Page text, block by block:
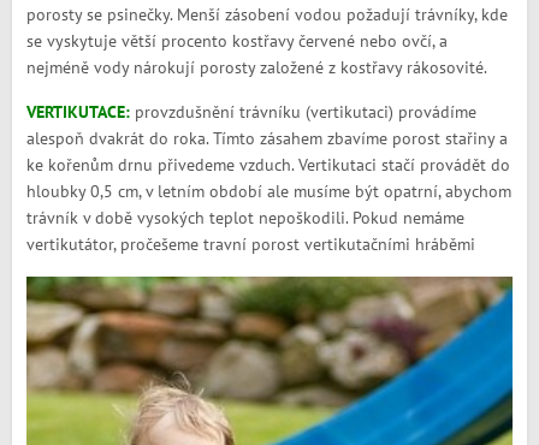
porosty se psinečky. Menší zásobení vodou požadují trávníky, kde
se vyskytuje větší procento kostřavy červené nebo ovčí, a
nejméně vody nárokují porosty založené z kostřavy rákosovité.
VERTIKUTACE: provzdušnění trávníku (vertikutaci) provádíme
alespoň dvakrát do roka. Tímto zásahem zbavíme porost stařiny a
ke kořenům drnu přivedeme vzduch. Vertikutaci stačí provádět do
hloubky 0,5 cm, v letním období ale musíme být opatrní, abychom
trávník v době vysokých teplot nepoškodili. Pokud nemáme
vertikutátor, pročešeme travní porost vertikutačními hráběmi